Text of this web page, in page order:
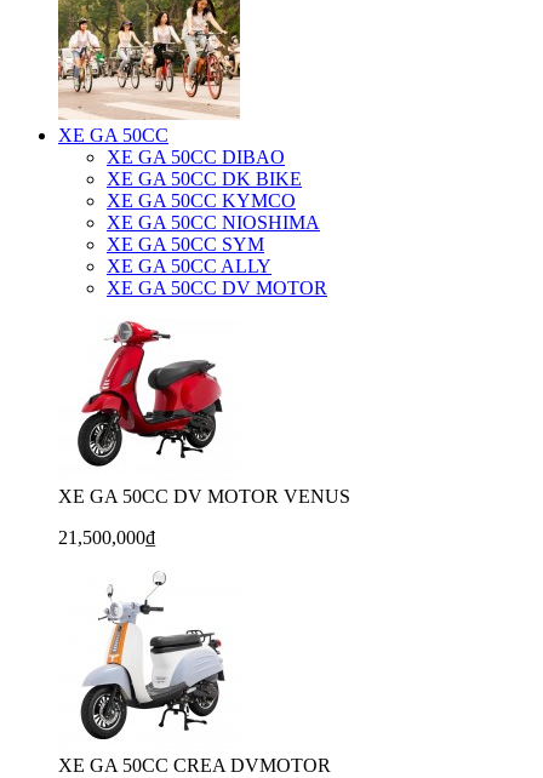
XE GA 50CC
XE GA 50CC DIBAO
XE GA 50CC DK BIKE
XE GA 50CC KYMCO
XE GA 50CC NIOSHIMA
XE GA 50CC SYM
XE GA 50CC ALLY
XE GA 50CC DV MOTOR
XE GA 50CC DV MOTOR VENUS
21,500,000₫
XE GA 50CC CREA DVMOTOR